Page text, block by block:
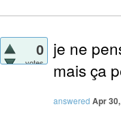
0
votes
je ne
mais ça
answered Apr